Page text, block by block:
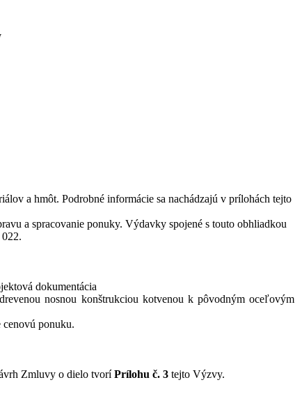
a hmôt. Podrobné informácie sa nachádzajú v prílohách tejto
a spracovanie ponuky. Výdavky spojené s touto obhliadkou
dokumentácia
nosnou konštrukciou kotvenou k pôvodným oceľovým
ponuku.
Zmluvy o dielo tvoríPrílohu č. 3 tejto Výzvy.